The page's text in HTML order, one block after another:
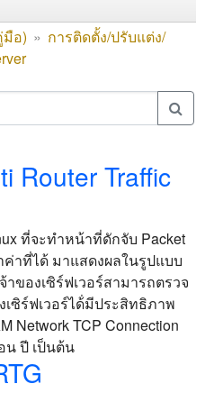
มือ) » การติดตั้ง/ปรับแต่ง/
Router Traffic
ที่จะทำหน้าที่ดักจับ Packet
าที่ได้ มาแสดงผลในรูปแบบ
ของเซิร์ฟเวอร์สามารถตรวจ
ซิร์ฟเวอร์ได้่มีประสิทธิภาพ
Network TCP Connection
น ปี เป็นต้น